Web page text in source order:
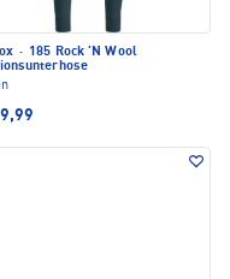
· 185 Rock 'N Wool